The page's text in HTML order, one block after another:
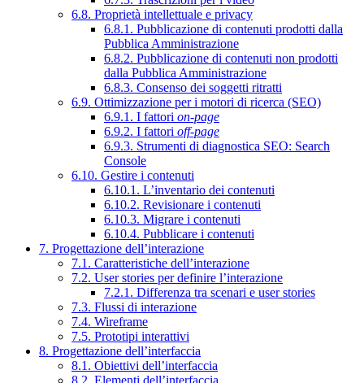
6.8. Proprietà intellettuale e privacy
6.8.1. Pubblicazione di contenuti prodotti dalla
Pubblica Amministrazione
6.8.2. Pubblicazione di contenuti non prodotti
dalla Pubblica Amministrazione
6.8.3. Consenso dei soggetti ritratti
6.9. Ottimizzazione per i motori di ricerca (SEO)
6.9.1. I fattori on-page
6.9.2. I fattori off-page
6.9.3. Strumenti di diagnostica SEO: Search
Console
6.10. Gestire i contenuti
6.10.1. L’inventario dei contenuti
6.10.2. Revisionare i contenuti
6.10.3. Migrare i contenuti
6.10.4. Pubblicare i contenuti
7. Progettazione dell’interazione
7.1. Caratteristiche dell’interazione
7.2. User stories per definire l’interazione
7.2.1. Differenza tra scenari e user stories
7.3. Flussi di interazione
7.4. Wireframe
7.5. Prototipi interattivi
8. Progettazione dell’interfaccia
8.1. Obiettivi dell’interfaccia
8.2. Elementi dell’interfaccia